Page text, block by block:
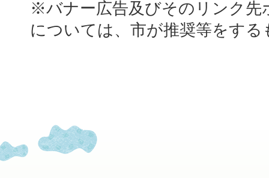
※バナー広告及びそのリンク先
については、市が推奨等をす